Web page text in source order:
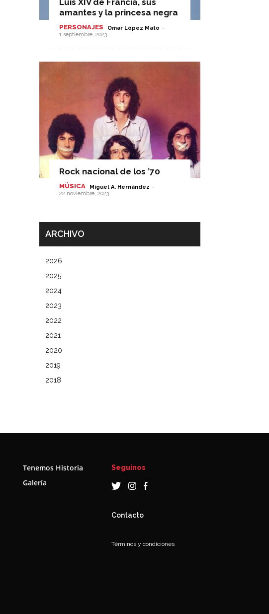
Luis XIV de Francia, sus
amantes y la princesa negra
PERSONAJES Omar López Mato -
1 septiembre, 2023
Rock nacional de los ’70
MÚSICA Miguel A. Hernández -
22 noviembre, 2023
ARCHIVO
2026
2025
2024
2023
2022
2021
2020
2019
2018
Tenemos Historia
Galería
Seguinos
Contacto
Términos y condiciones